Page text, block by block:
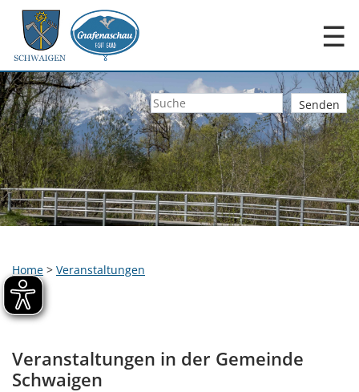
☰
Home > Veranstaltungen
Veranstaltungen in der Gemeinde
Schwaigen